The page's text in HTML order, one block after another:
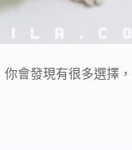
你會發現有很多選擇